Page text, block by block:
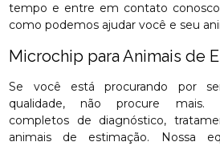
tempo e entre em contato conosco
como podemos ajudar você e seu
Microchip para Animais de
Se você está procurando por
qualidade, não procure mais.
completos de diagnóstico,
animais de estimação. Nossa